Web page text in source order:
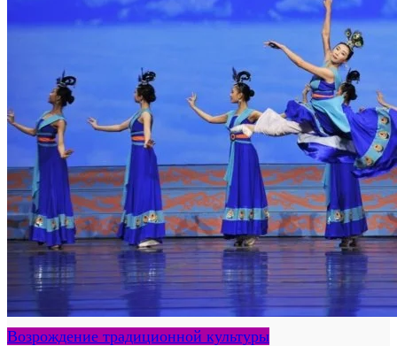
Возрождение традиционной культуры